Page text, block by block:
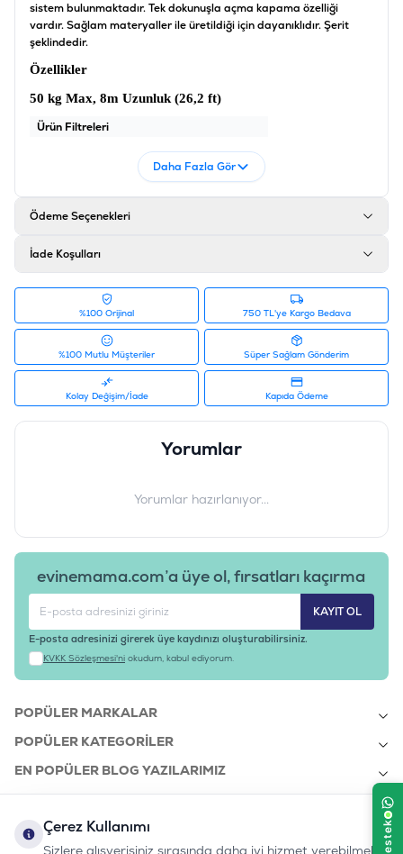
sistem bulunmaktadır. Tek dokunuşla açma kapama özelliği
vardır. Sağlam materyaller ile üretildiği için dayanıklıdır. Şerit
şeklindedir.
Özellikler
50 kg Max, 8m Uzunluk (26,2 ft)
Ürün Filtreleri
:
6953182739180
Tedarikçi Ürün Kodu
: 10824599
Daha Fazla Gör
Ödeme Seçenekleri
İade Koşulları
%100 Orijinal 750 TL'ye Kargo Bedava
%100 Mutlu Müşteriler Süper Sağlam Gönderim
Kolay Değişim/İade Kapıda Ödeme
Yorumlar
Yorumlar hazırlanıyor...
evinemama.com’a üye ol, fırsatları kaçırma
KAYIT OL
E-posta adresinizi girerek üye kaydınızı oluşturabilirsiniz.
KVKK Sözleşmesi'ni okudum, kabul ediyorum.
POPÜLER MARKALAR
POPÜLER KATEGORILER
EN POPÜLER BLOG YAZILARIMIZ
KURUMSAL
Çerez Kullanımı
Sizlere alışverişiniz sırasında daha iyi hizmet verebilmek